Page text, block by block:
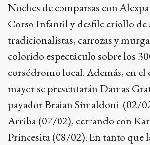
Noches de comparsas con
Corso Infantil y desfile criollo de
tradicionalistas, carrozas y
colorido espectáculo sobre los
corsódromo local. Además, en el
mayor se presentarán Damas
payador Braian Simaldoni. (02/
Arriba (07/02); cerrando con
Princesita (08/02). En tanto que